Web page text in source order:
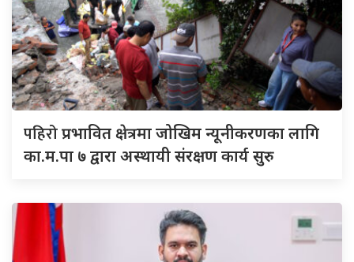
पहिरोप्रभावित क्षेत्रमा जोखिम न्यूनीकरणका लागि
का.म.पा ७ द्वारा अस्थायी संरक्षण कार्य सुरु